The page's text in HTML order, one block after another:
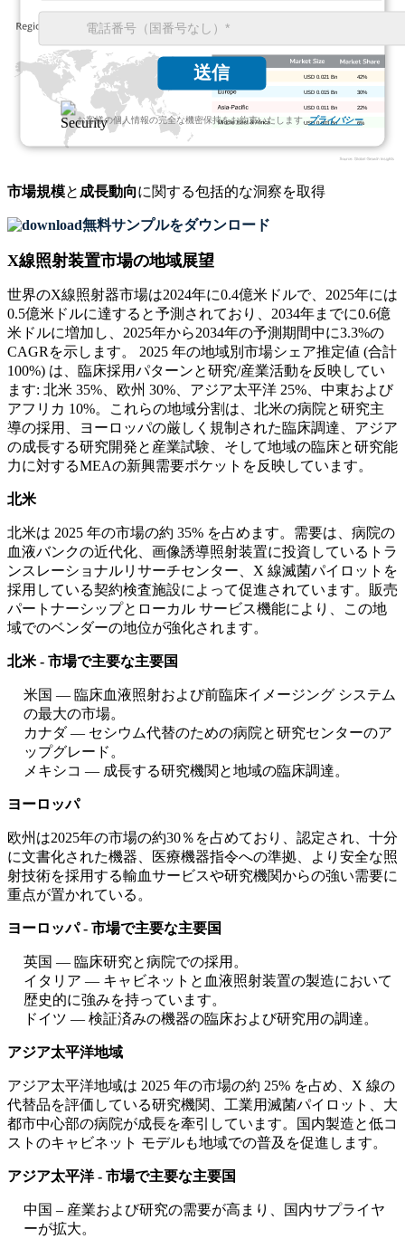
送信
お客様の個人情報の完全な機密保持をお約束いたします.プライバシー6%
USD 0.003 Bn
22%
USD 0.011 Bn
30%
USD 0.015 Bn
42%
USD 0.021 Bn
市場規模と 成長動向に関する包括的な洞察を取得
無料サンプルをダウンロード
X線照射装置市場の地域展望
世界のX線照射器市場は2024年に0.4億米ドルで、2025年には
0.5億米ドルに達すると予測されており、2034年までに0.6億
米ドルに増加し、2025年から2034年の予測期間中に3.3%の
CAGRを示します。 2025 年の地域別市場シェア推定値 (合計
100%) は、臨床採用パターンと研究/産業活動を反映してい
ます: 北米 35%、欧州 30%、アジア太平洋 25%、中東および
アフリカ 10%。これらの地域分割は、北米の病院と研究主
導の採用、ヨーロッパの厳しく規制された臨床調達、アジア
の成長する研究開発と産業試験、そして地域の臨床と研究能
力に対するMEAの新興需要ポケットを反映しています。
北米
北米は 2025 年の市場の約 35% を占めます。需要は、病院の
血液バンクの近代化、画像誘導照射装置に投資しているトラ
ンスレーショナルリサーチセンター、X 線滅菌パイロットを
採用している契約検査施設によって促進されています。販売
パートナーシップとローカル サービス機能により、この地
域でのベンダーの地位が強化されます。
北米 - 市場で主要な主要国
米国 — 臨床血液照射および前臨床イメージング システム
の最大の市場。
カナダ — セシウム代替のための病院と研究センターのア
ップグレード。
メキシコ — 成長する研究機関と地域の臨床調達。
ヨーロッパ
欧州は2025年の市場の約30％を占めており、認定され、十分
に文書化された機器、医療機器指令への準拠、より安全な照
射技術を採用する輸血サービスや研究機関からの強い需要に
重点が置かれている。
ヨーロッパ - 市場で主要な主要国
英国 — 臨床研究と病院での採用。
イタリア — キャビネットと血液照射装置の製造において
歴史的に強みを持っています。
ドイツ — 検証済みの機器の臨床および研究用の調達。
アジア太平洋地域
アジア太平洋地域は 2025 年の市場の約 25% を占め、X 線の
代替品を評価している研究機関、工業用滅菌パイロット、大
都市中心部の病院が成長を牽引しています。国内製造と低コ
ストのキャビネット モデルも地域での普及を促進します。
アジア太平洋 - 市場で主要な主要国
中国 – 産業および研究の需要が高まり、国内サプライヤ
ーが拡大。